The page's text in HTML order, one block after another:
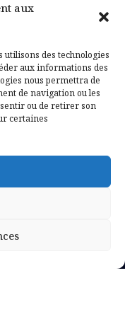
aux
des technologies
aux informations des
nous permettra de
de navigation ou les
ou de retirer son
certaines